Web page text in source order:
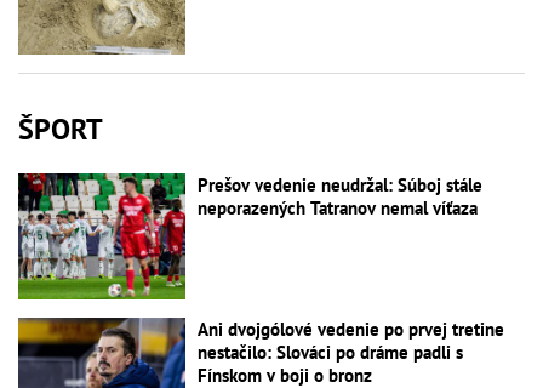
ŠPORT
Prešov vedenie neudržal: Súboj stále
neporazených Tatranov nemal víťaza
Ani dvojgólové vedenie po prvej tretine
nestačilo: Slováci po dráme padli s
Fínskom v boji o bronz